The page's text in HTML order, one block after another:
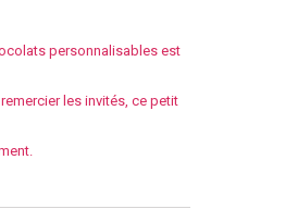
personnalisables est
les invités, ce petit